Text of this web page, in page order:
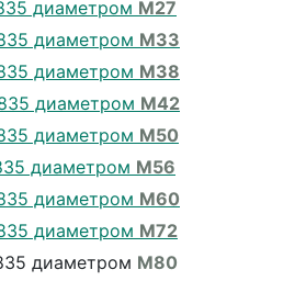
диаметром М27
диаметром М33
диаметром М38
диаметром М42
диаметром М50
диаметром М56
диаметром М60
диаметром М72
диаметром М80